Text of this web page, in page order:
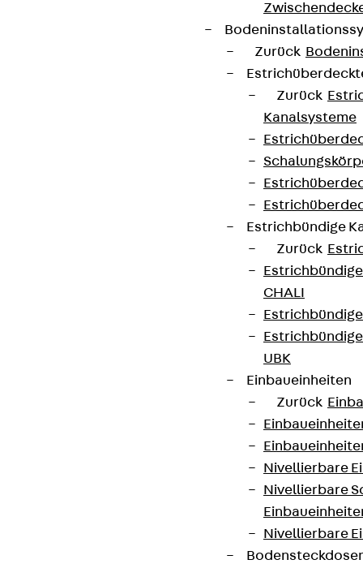
Zurück
Zurück
Kanalsysteme
Estrichbündige
Zurück
CHALI
UBK
Einbaueinheiten
Zurück
Nivellierbare
Nivellierbare
Nivellierbare